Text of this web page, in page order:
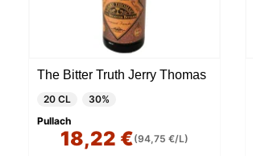
The Bitter Truth Jerry Thomas
20 CL
30%
Pullach
18,22 €(94,75 €/L)